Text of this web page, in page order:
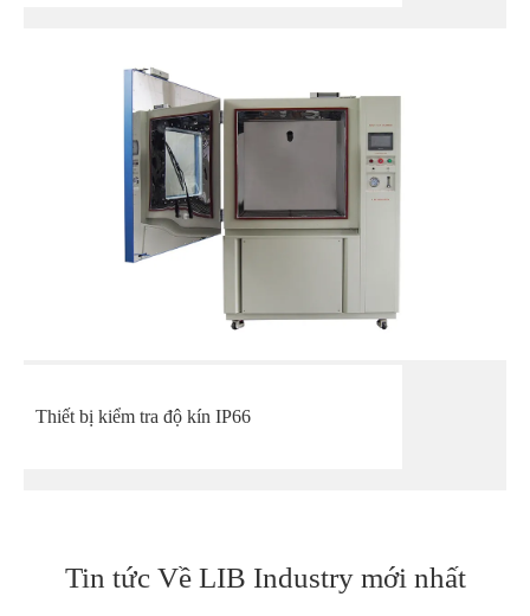
Thiết bị kiểm tra độ kín IP66
Tin tức Về LIB Industry mới nhất